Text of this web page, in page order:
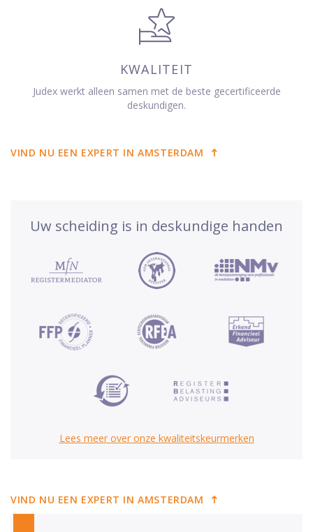
KWALITEIT
Judex werkt alleen samen met de beste gecertificeerde
deskundigen.
VIND NU EEN EXPERT IN AMSTERDAM
Uw scheiding is in deskundige handen
Lees meer over onze kwaliteitskeurmerken
VIND NU EEN EXPERT IN AMSTERDAM